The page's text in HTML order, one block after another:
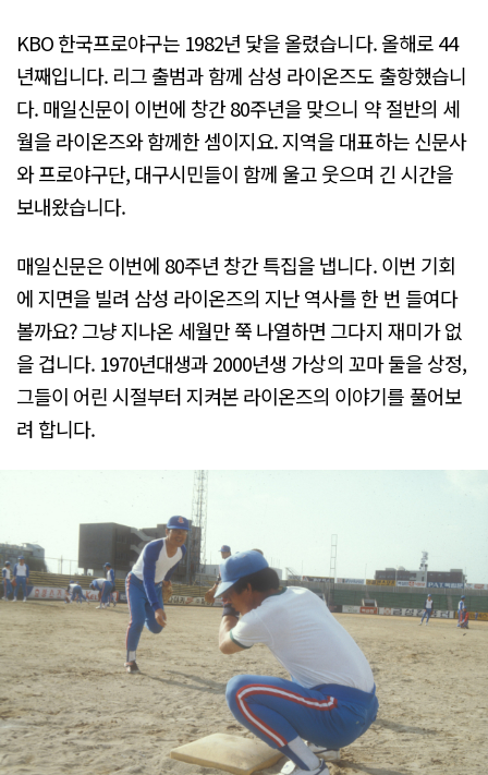
KBO 한국프로야구는 1982년 닻을 올렸습니다. 올해로 44
년째입니다. 리그 출범과 함께 삼성 라이온즈도 출항했습니
다. 매일신문이 이번에 창간 80주년을 맞으니 약 절반의 세
월을 라이온즈와 함께한 셈이지요. 지역을 대표하는 신문사
와 프로야구단, 대구시민들이 함께 울고 웃으며 긴 시간을
보내왔습니다.
매일신문은 이번에 80주년 창간 특집을 냅니다. 이번 기회
에 지면을 빌려 삼성 라이온즈의 지난 역사를 한 번 들여다
볼까요? 그냥 지나온 세월만 쭉 나열하면 그다지 재미가 없
을 겁니다. 1970년대생과 2000년생 가상의 꼬마 둘을 상정,
그들이 어린 시절부터 지켜본 라이온즈의 이야기를 풀어보
려 합니다.